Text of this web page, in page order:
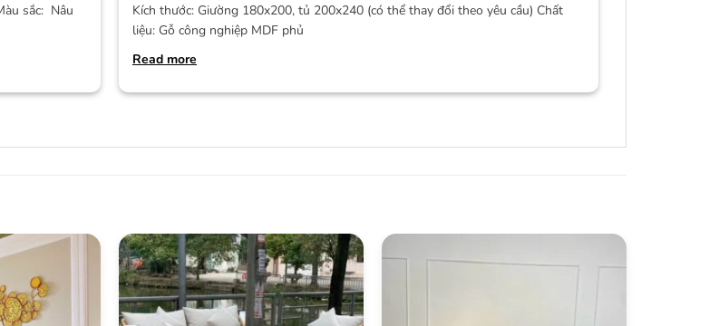
sắc: Nâu
Kích thước: Giường 180x200, tủ 200x240 (có thể thay đổi theo yêu cầu) Chất
liệu: Gỗ công nghiệp MDF phủ
Read more